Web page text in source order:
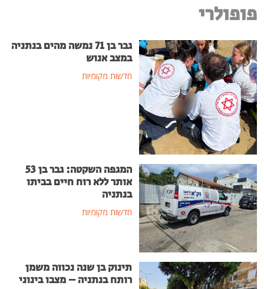
פופולרי
גבר בן 71 נמשה מהים בנתניה
במצב אנוש
חדשות מקומיות
המגפה השקטה: גבר בן 53
אותר ללא רוח חיים בביתו
בנתניה
חדשות מקומיות
תינוק בן שנה נכווה משמן
רותח בנתניה – מצבו בינוני